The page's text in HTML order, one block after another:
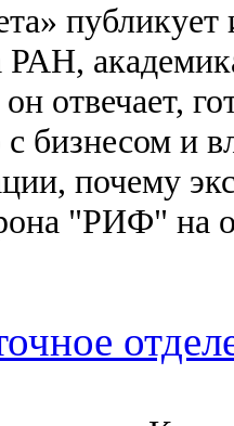
РАН,
отвечает,
бизнесом и
почему
"РИФ" на